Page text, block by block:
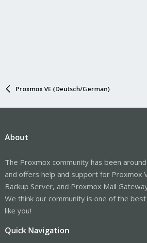
Proxmox VE (Deutsch/German)
About
The Proxmox community has been
and offers help and support for Proxmox
Backup Server, and Proxmox Mail
We think our community is one of the
like you!
Quick Navigation